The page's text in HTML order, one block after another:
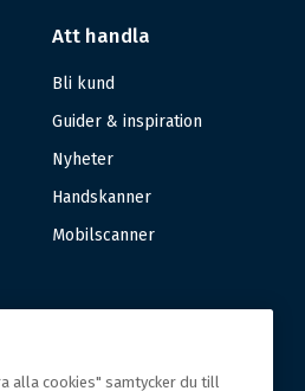
Att handla
Bli kund
Guider & inspiration
Nyheter
Handskanner
Mobilscanner
alla cookies" samtycker du till